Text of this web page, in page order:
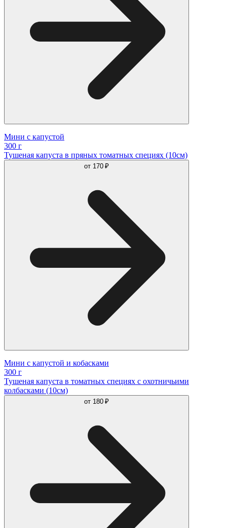
Мини с капустой
300 г
Тушеная капуста в пряных томатных специях (10см)
от 170 ₽
Мини с капустой и кобасками
300 г
Тушеная капуста в томатных специях с охотничьими
колбасками (10см)
от 180 ₽